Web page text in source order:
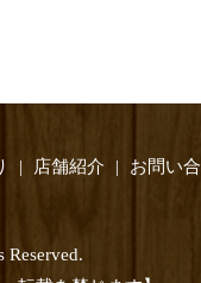
店舗紹介 お問い